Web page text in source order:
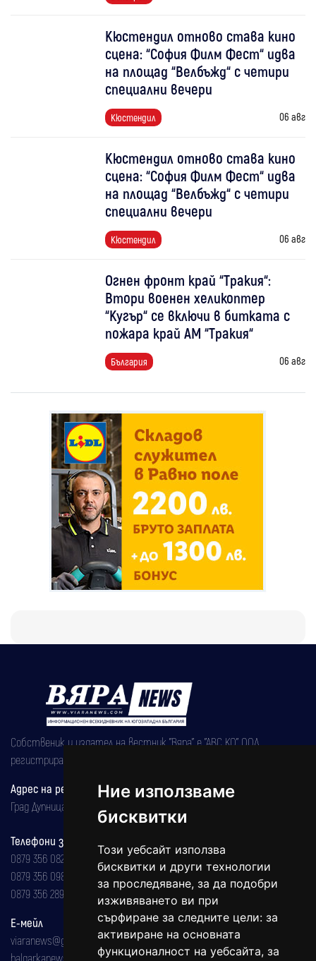
Ние използваме
бисквитки
Този уебсайт използва
бисквитки и други технологии
за проследяване, за да подобри
изживяването ви при
сърфиране за следните цели: за
активиране на основната
функционалност на уебсайта, за
Кюстендил отново става кино
сцена: “София Филм Фест“ идва
на площад “Велбъжд“ с четири
специални вечери
Кюстендил 06 авг
Кюстендил отново става кино
сцена: “София Филм Фест“ идва
на площад “Велбъжд“ с четири
специални вечери
Кюстендил 06 авг
Огнен фронт край “Тракия“:
Втори военен хеликоптер
“Кугър“ се включи в битката с
пожара край АМ “Тракия“
България 06 авг
Собственик и издател на вестник "Вяра" е "АВС КО" ООД,
регистрирана на 08.05.2002 година.
Адрес на редакцията
Град Дупница, ул.''Христо Ботев" 43
Телефони за реклама и абонаменти
0879 356 082
0879 356 098
0879 356 289
Е-мейл
viaranews@gmail.com
balgarkanews@gmail.com